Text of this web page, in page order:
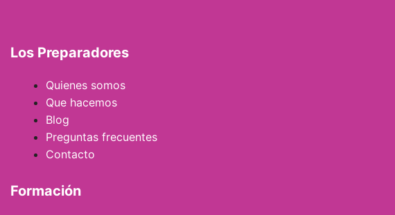
Los Preparadores
Quienes somos
Que hacemos
Blog
Preguntas frecuentes
Contacto
Formación